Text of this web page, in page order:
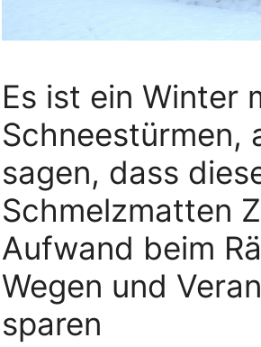
Es ist ein Winter
Schneestürmen,
sagen, dass
Schmelzmatten
Aufwand beim
Wegen und
sparen